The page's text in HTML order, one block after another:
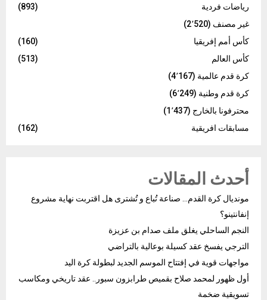
رياضات فردية
(893)
غير مصنف (2٬520)
كأس أمم إفريقيا
(160)
كأس العالم
(513)
كرة قدم عالمية (4٬167)
كرة قدم وطنية (6٬249)
محترفونا بالخارج (1٬437)
مسابقات افريقية
(162)
أحدث المقالات
مونديال كرة القدم… صناعة تُباع و تُشترى هل اقتربت نهاية مشروع
إنفانتينو؟
النجم الساحلي يغلق ملف صدام بن عزيزة
الترجي يفسخ عقد كسيلة بوعالية بالتراضي
مواجهات قوية في إفتتاح الموسم الجديد لبطولة كرة اليد
أول ظهور لمحمد صلاح بقميص طرابزون سبور.. عقد تاريخي ومكاسب
تسويقية ضخمة